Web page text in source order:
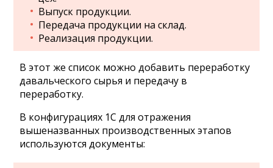
Выпуск продукции.
Передача продукции на склад.
Реализация продукции.
В этот же список можно добавить переработку
давальческого сырья и передачу в
переработку.
В конфигурациях 1С для отражения
вышеназванных производственных этапов
используются документы: